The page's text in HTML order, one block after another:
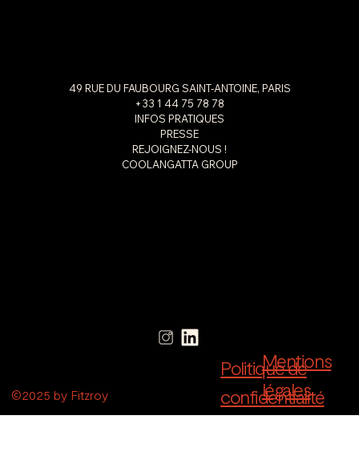
49 RUE DU FAUBOURG SAINT-ANTOINE, PARIS
+33 1 44 75 78 78
INFOS PRATIQUES
PRESSE
REJOIGNEZ-NOUS !
COOLANGATTA GROUP
Politique de
confidentialité
Mentions
légales
©2025 by Fitzroy